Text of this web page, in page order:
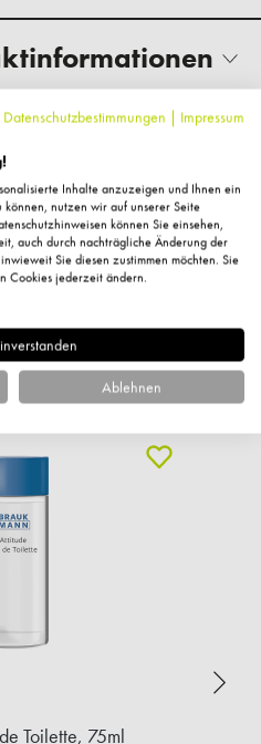
Artikel
Toilette, 75ml
Datenschutzbestimmungen | Impressum
Inhalte anzuzeigen und Ihnen ein
nutzen wir auf unserer Seite
können Sie einsehen,
auch durch nachträgliche Änderung der
Sie diesen zustimmen möchten. Sie
Cookies jederzeit ändern.
Ablehnen